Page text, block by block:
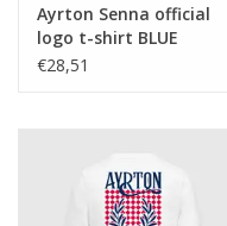
Ayrton Senna official
logo t-shirt BLUE
€28,51